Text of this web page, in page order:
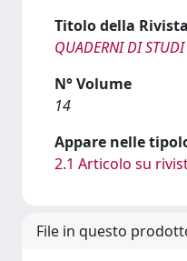
Titolo della Rivista
QUADERNI DI
N° Volume
14
Appare nelle
2.1 Articolo su
File in questo